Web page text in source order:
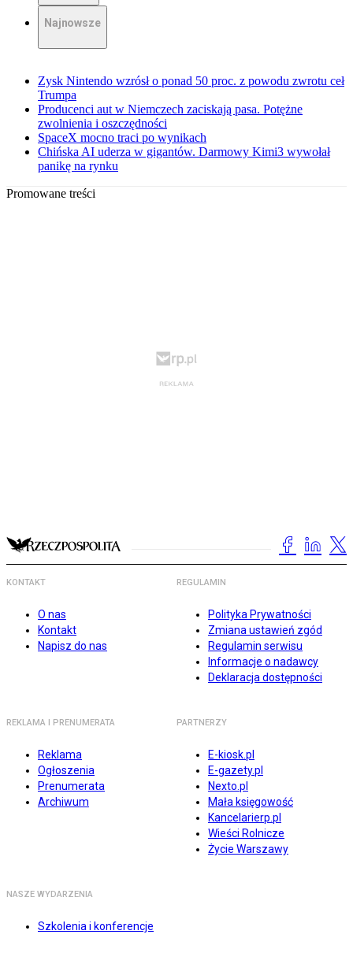
Najnowsze
Zysk Nintendo wzrósł o ponad 50 proc. z powodu zwrotu ceł
Trumpa
Producenci aut w Niemczech zaciskają pasa. Potężne
zwolnienia i oszczędności
SpaceX mocno traci po wynikach
Chińska AI uderza w gigantów. Darmowy Kimi3 wywołał
panikę na rynku
Promowane treści
KONTAKT
O nas
Kontakt
Napisz do nas
REGULAMIN
Polityka Prywatności
Zmiana ustawień zgód
Regulamin serwisu
Informacje o nadawcy
Deklaracja dostępności
REKLAMA I PRENUMERATA
Reklama
Ogłoszenia
Prenumerata
Archiwum
PARTNERZY
E-kiosk.pl
E-gazety.pl
Nexto.pl
Mała księgowość
Kancelarierp.pl
Wieści Rolnicze
Życie Warszawy
NASZE WYDARZENIA
Szkolenia i konferencje